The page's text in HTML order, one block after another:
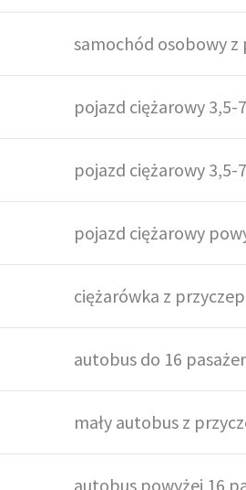
samochód osobowy z
pojazd ciężarowy 3,5-
pojazd ciężarowy 3,5-
pojazd ciężarowy
ciężarówka z
autobus do 16
mały autobus z
autobus powyżej 16